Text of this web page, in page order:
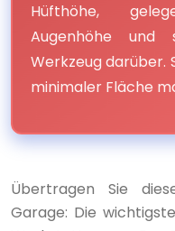
Hüfthöhe,
Augenhöhe und
Werkzeug darüber.
minimaler Fläche
Übertragen Sie
Garage: Die